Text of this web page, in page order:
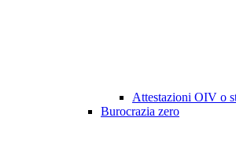
Attestazioni OIV o
Burocrazia zero